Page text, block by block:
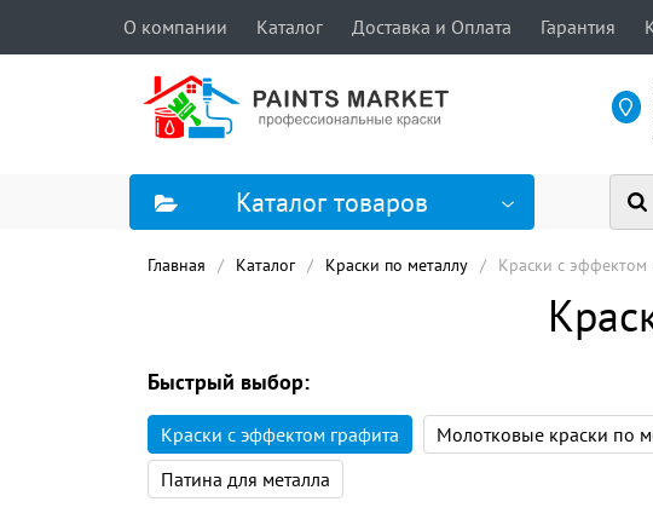
О компании Каталог Доставка и Оплата Гарантия
Каталог товаров
Главная Каталог Краски по металлу Краски с эффектом
Быстрый выбор:
Краски с эффектом графита Молотковые краски по
Патина для металла